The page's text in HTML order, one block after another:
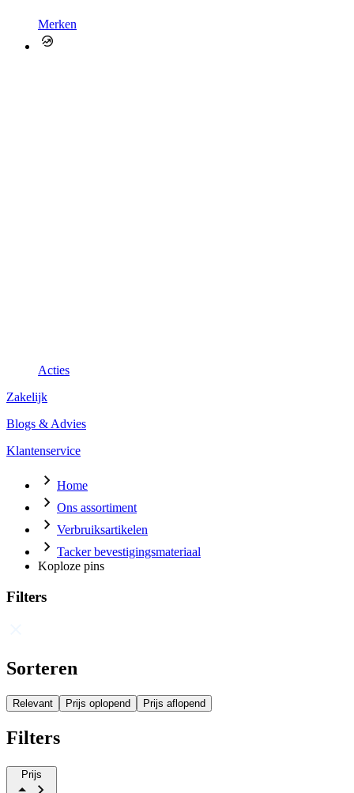
Merken
Acties
Zakelijk
Blogs & Advies
Klantenservice
Home
Ons assortiment
Verbruiksartikelen
Tacker bevestigingsmateriaal
Koploze pins
Filters
Sorteren
Relevant Prijs oplopend Prijs aflopend
Filters
Prijs